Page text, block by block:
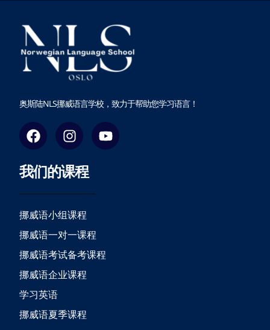
奥斯陆NLS挪威语言学校，致力于帮助您学习语言！
F
a
e
b
o
o
k
I
n
t
a
g
r
a
m
Y
o
我们的课程
挪威语小组课程
挪威语一对一课程
挪威语考试备考课程
挪威语企业课程
学习英语
挪威语夏季课程